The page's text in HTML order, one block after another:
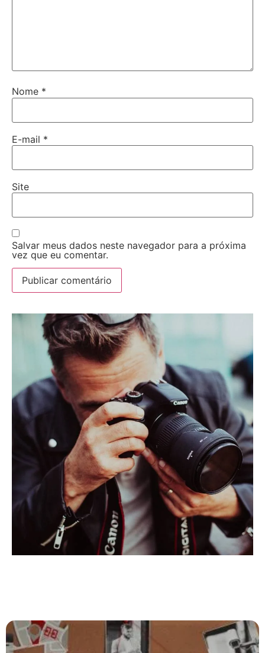
Nome *
E-mail *
Site
Salvar meus dados neste navegador para a próxima
vez que eu comentar.